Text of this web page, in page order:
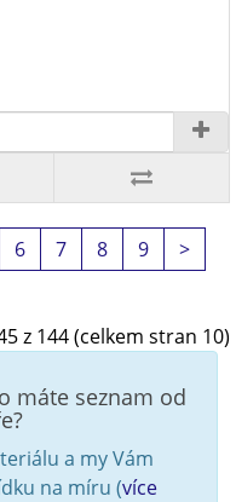
6 7 8 9
>
z 144 (celkem stran 10)
máte seznam od
a my Vám
na míru (více